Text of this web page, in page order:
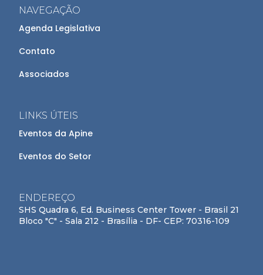
NAVEGAÇÃO
Agenda Legislativa
Contato
Associados
LINKS ÚTEIS
Eventos da Apine
Eventos do Setor
ENDEREÇO
SHS Quadra 6, Ed. Business Center Tower - Brasil 21
Bloco "C" - Sala 212 - Brasília - DF- CEP: 70316-109